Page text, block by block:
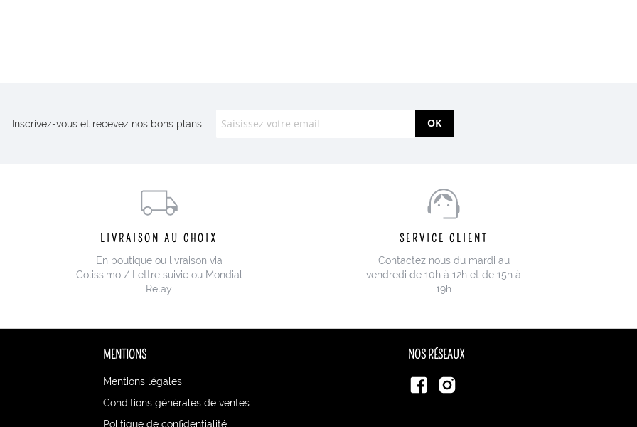
Inscrivez-vous et recevez nos bons plans OK
LIVRAISON AU CHOIX
En boutique ou livraison via
Colissimo / Lettre suivie ou Mondial
Relay
SERVICE CLIENT
Contactez nous du mardi au
vendredi de 10h à 12h et de 15h à
19h
MENTIONS
Mentions légales
Conditions générales de ventes
Politique de confidentialité
NOS RÉSEAUX